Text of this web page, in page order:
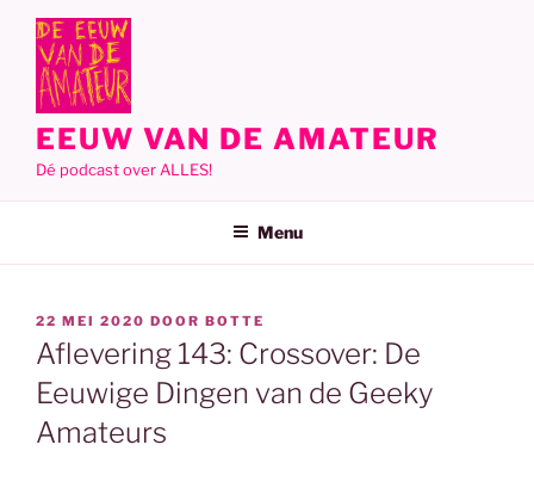
inhoud
EEUW VAN DE AMATEUR
Dé podcast over ALLES!
Menu
GEPLAATST
OP
22 MEI 2020 DOOR BOTTE
Aflevering 143: Crossover: De
Eeuwige Dingen van de Geeky
Amateurs